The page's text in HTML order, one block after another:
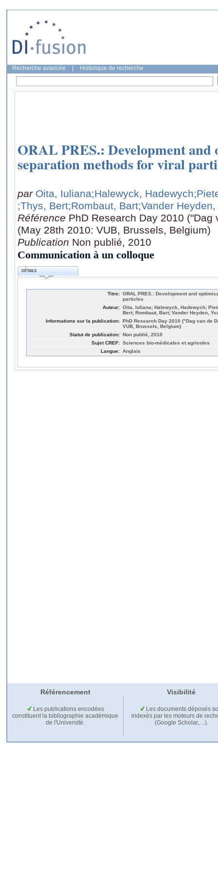
Recherche avancée Historique de recherche
ORAL PRES.: Development and
separation methods for viral
par Oita, Iuliana;Halewyck, Hadewych
;Thys, Bert;Rombaut, Bart;Vander
Référence PhD Research Day 2010
(May 28th 2010: VUB, Brussels, Belgium)
Publication Non publié, 2010
Communication à un colloque
DÉTAILS
Titre: ORAL PRES.: Development and
particles
Auteur: Oita, Iuliana; Halewyck, Hadewych;
Bert; Rombaut, Bart; Vander Heyden,
Informations sur la publication: PhD Research Day 2010 ("Dag van de
VUB, Brussels, Belgium)
Statut de publication: Non publié, 2010
Sujet CREF: Sciences bio-médicales et agricoles
Langue: Anglais
Référencement Visibilité
Les publications encodées
constituent la bibliographie académique
de l'Université.
Les documents déposés
indexés par les moteurs de
(Google Scholar,…).